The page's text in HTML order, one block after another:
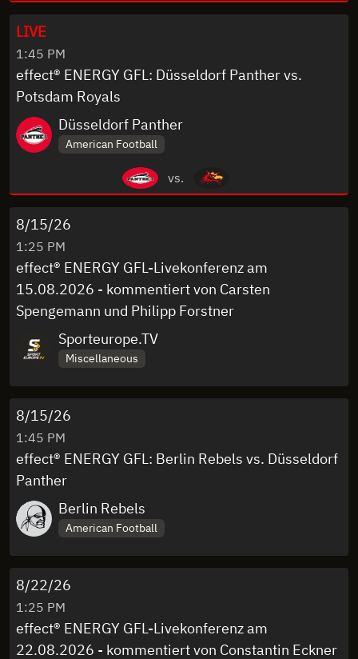
LIVE
1:45 PM
effect® ENERGY GFL: Düsseldorf Panther vs.
Potsdam Royals
Düsseldorf Panther
American Football
vs.
8/15/26
1:25 PM
effect® ENERGY GFL-Livekonferenz am
15.08.2026 - kommentiert von Carsten
Spengemann und Philipp Forstner
Sporteurope.TV
Miscellaneous
8/15/26
1:45 PM
effect® ENERGY GFL: Berlin Rebels vs. Düsseldorf
Panther
Berlin Rebels
American Football
8/22/26
1:25 PM
effect® ENERGY GFL-Livekonferenz am
22.08.2026 - kommentiert von Constantin Eckner